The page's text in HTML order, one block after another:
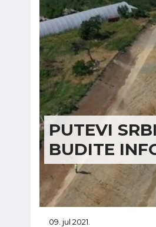
PUTEVI
BUDITE
09. jul 2021.